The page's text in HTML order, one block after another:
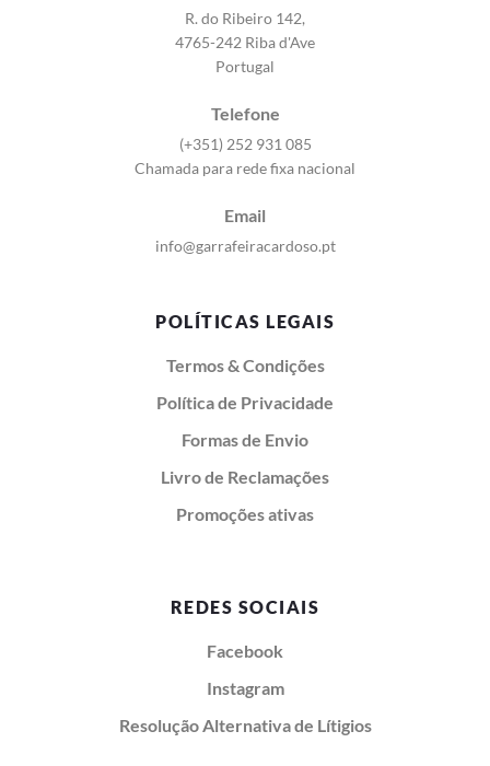
R. do Ribeiro 142,
4765-242 Riba d'Ave
Portugal
Telefone
(+351) 252 931 085
Chamada para rede fixa nacional
Email
info@garrafeiracardoso.pt
POLÍTICAS LEGAIS
Termos & Condições
Política de Privacidade
Formas de Envio
Livro de Reclamações
Promoções ativas
REDES SOCIAIS
Facebook
Instagram
Resolução Alternativa de Lítigios